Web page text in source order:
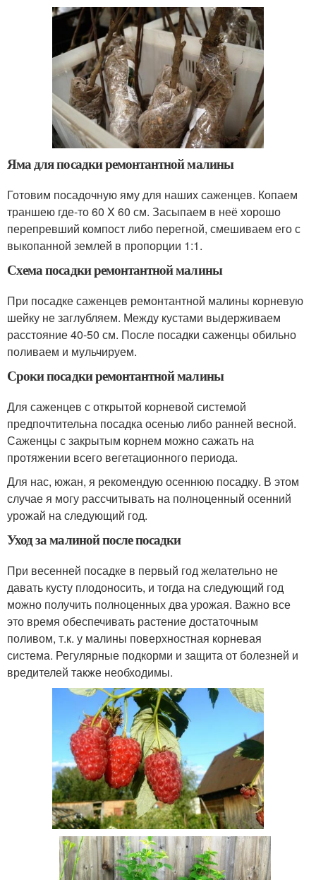
Яма для посадки ремонтантной малины
Готовим посадочную яму для наших саженцев. Копаем
траншею где-то 60 X 60 см. Засыпаем в неё хорошо
перепревший компост либо перегной, смешиваем его с
выкопанной землей в пропорции 1:1.
Схема посадки ремонтантной малины
При посадке саженцев ремонтантной малины корневую
шейку не заглубляем. Между кустами выдерживаем
расстояние 40-50 см. После посадки саженцы обильно
поливаем и мульчируем.
Сроки посадки ремонтантной малины
Для саженцев с открытой корневой системой
предпочтительна посадка осенью либо ранней весной.
Саженцы с закрытым корнем можно сажать на
протяжении всего вегетационного периода.
Для нас, южан, я рекомендую осеннюю посадку. В этом
случае я могу рассчитывать на полноценный осенний
урожай на следующий год.
Уход за малиной после посадки
При весенней посадке в первый год желательно не
давать кусту плодоносить, и тогда на следующий год
можно получить полноценных два урожая. Важно все
это время обеспечивать растение достаточным
поливом, т.к. у малины поверхностная корневая
система. Регулярные подкорми и защита от болезней и
вредителей также необходимы.